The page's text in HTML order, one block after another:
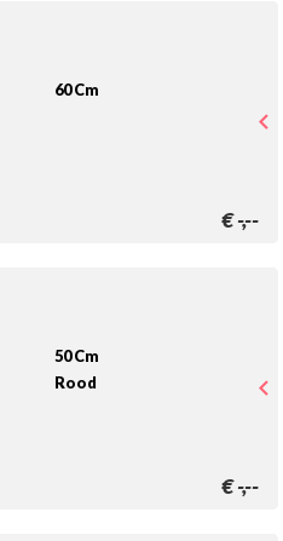
60 Cm
€-,--
50 Cm
Rood
€-,--